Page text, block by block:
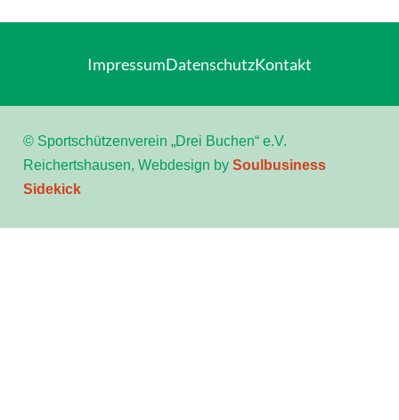
ImpressumDatenschutzKontakt
© Sportschützenverein „Drei Buchen“ e.V.
Reichertshausen, Webdesign by Soulbusiness
Sidekick